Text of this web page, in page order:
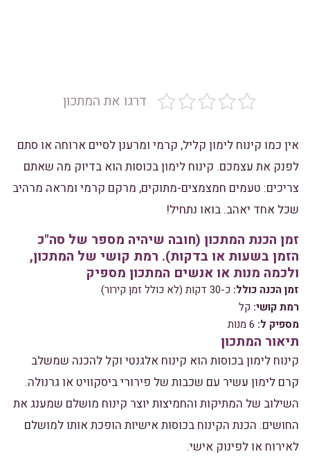
דרגו את המתכון
אין כמו קינוח לימון קליל, קרמי ומרענן לסיים ארוחה או סתם
לפנק את עצמכם. קינוח לימון בכוסות הוא בדיוק מה שאתם
צריכים: טעמים חמצמצים-מתוקים, מרקם קרמי ומראה מרהיב
שכל אחד יאהב. בואו נתחיל!
זמן הכנת המתכון (חובה שיהיה מספר של סה"כ
הזמן בשעות או בדקות). רמת קושי של המתכון,
ולכמה מנות או אנשים המתכון מספיק
זמן הכנה כולל: כ-30 דקות (לא כולל זמן קירור)
רמת קושי: קל
מספיק ל:
תיאור המתכון
קינוח לימון בכוסות הוא קינוח אלגנטי וקל להכנה שמשלב
קרם לימון עשיר עם שכבות של פירורי ביסקוויט או גרנולה.
השילוב של המתיקות והחמיצות יוצר קינוח מושלם שמענג את
החושים. הכנת הקינוח בכוסות אישיות הופכת אותו למושלם
לאירוח או לפינוק אישי.